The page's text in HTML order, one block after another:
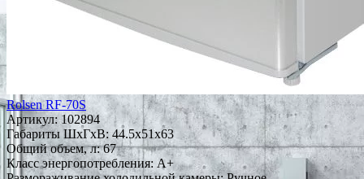
Rolsen RF-70S
Артикул:102894
Габариты ШxГxВ: 44.5x51x63
Общий объем, л: 67
Класс энергопотребления: A+